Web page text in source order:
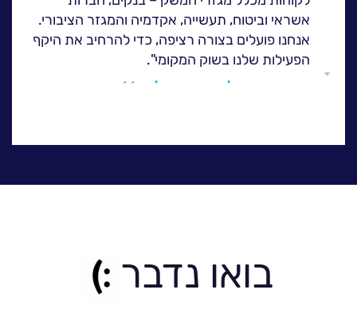
אשראי וביטוח, תעשייה, אקדמיה והמגזר הציבורי.
אנחנו פועלים בצורה רציפה, כדי להרחיב את היקף
הפעילות שלנו בשוק המקומי".
לכתבה המלאה>>
גלול
בואו נדבר